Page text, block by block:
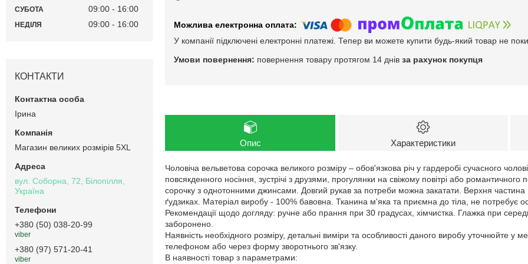
У компанії підключені електронні платежі. Тепер ви можете купити будь-який товар не
повернення товару протягом 14 днів за рахунок покупця
Опис Характеристики
Чоловіча вельветова сорочка великого розміру – обов'язкова річ у гардеробі сучасного
повсякденного носіння, зустрічі з друзями, прогулянки на свіжому повітрі або
сорочку з однотонними джинсами. Довгий рукав за потреби можна закатати. Верхня
ґудзиках. Матеріал виробу - 100% бавовна. Тканина м'яка та приємна до тіла, не потребує
Рекомендації щодо догляду: ручне або прання при 30 градусах, хімчистка. Глажка при
заборонено.
Наявність необхідного розміру, детальні виміри та особливості даного виробу уточнюйте у
телефоном або через форму зворотнього зв'язку.
В наявності товар з параметрами:
СУБОТА 09:00 16:00
НЕДІЛЯ 09:00 16:00
КОНТАКТИ
Ірина
Магазин великих розмірів 5XL
вул. Соборна, 72, Білопілля,
Україна
+380 (50) 038-20-99
viber
+380 (97) 571-20-41
viber